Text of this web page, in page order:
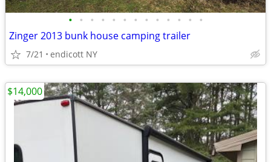
• • • • • • • • • • • • •
Zinger 2013 bunk house camping trailer
7/21 endicott NY
$14,000